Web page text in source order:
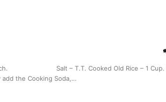
– Pinch. Salt – T.T. Cooked Old Rice – 1 Cup.
add the Cooking Soda,…